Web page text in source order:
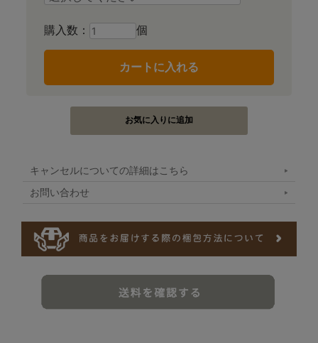
購入数： 個
キャンセルについての詳細はこちら
お問い合わせ